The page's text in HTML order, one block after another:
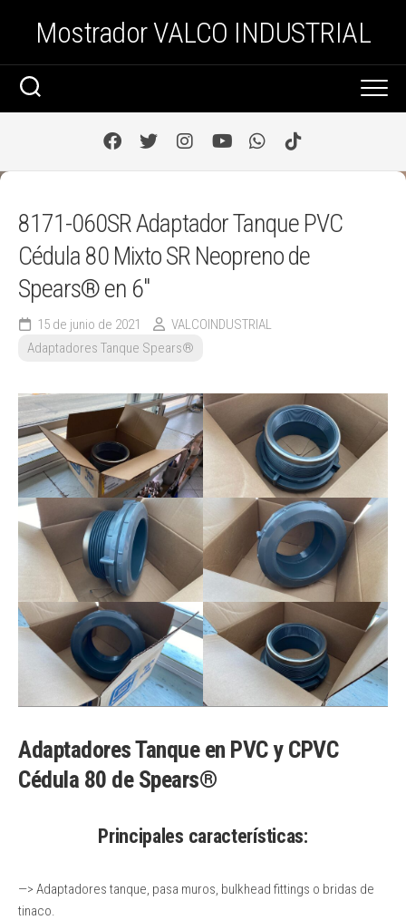
Mostrador VALCO INDUSTRIAL
8171-060SR Adaptador Tanque PVC
Cédula 80 Mixto SR Neopreno de
Spears® en 6″
15 de junio de 2021
VALCOINDUSTRIAL
Adaptadores Tanque Spears®
Adaptadores Tanque en PVC y CPVC
Cédula 80 de Spears®
Principales características:
—> Adaptadores tanque, pasa muros, bulkhead fittings o bridas de
tinaco.